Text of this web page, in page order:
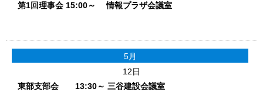
第1回理事会 15:00～ 情報プラザ会議室
5月
12日
東部支部会 13:30～ 三谷建設会議室